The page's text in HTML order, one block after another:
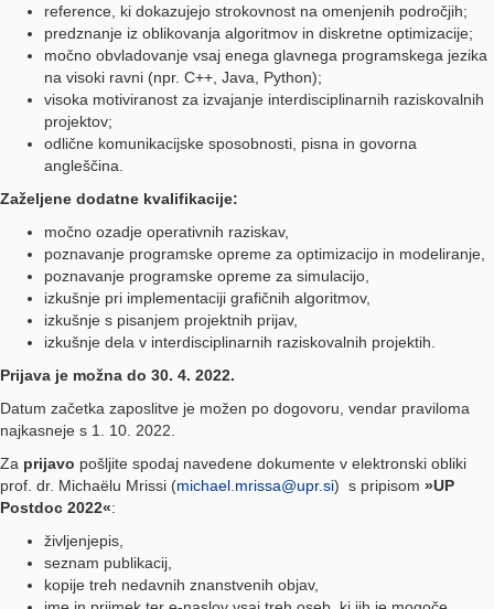
reference, ki dokazujejo strokovnost na omenjenih področjih;
predznanje iz oblikovanja algoritmov in diskretne optimizacije;
močno obvladovanje vsaj enega glavnega programskega jezika
na visoki ravni (npr. C++, Java, Python);
visoka motiviranost za izvajanje interdisciplinarnih raziskovalnih
projektov;
odlične komunikacijske sposobnosti, pisna in govorna
angleščina.
Zaželjene dodatne kvalifikacije:
močno ozadje operativnih raziskav,
poznavanje programske opreme za optimizacijo in modeliranje,
poznavanje programske opreme za simulacijo,
izkušnje pri implementaciji grafičnih algoritmov,
izkušnje s pisanjem projektnih prijav,
izkušnje dela v interdisciplinarnih raziskovalnih projektih.
Prijava je možna do 30. 4. 2022.
Datum začetka zaposlitve je možen po dogovoru, vendar praviloma
najkasneje s 1. 10. 2022.
Za prijavo pošljite spodaj navedene dokumente v elektronski obliki
prof. dr. Michaëlu Mrissi (michael.mrissa@upr.si) s pripisom »UP
Postdoc 2022«:
življenjepis,
​seznam publikacij,
kopije treh nedavnih znanstvenih objav,